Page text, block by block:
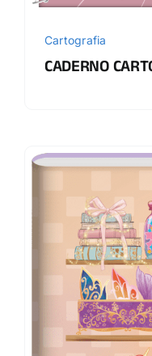
Cartografia
CADERNO